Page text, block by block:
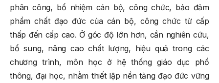
phân công, bổ nhiệm cán bộ, công chức, bảo đảm
phẩm chất đạo đức của cán bộ, công chức từ cấp
thấp đến cấp cao. Ở góc độ lớn hơn, cần nghiên cứu,
bổ sung, nâng cao chất lượng, hiệu quả trong các
chương trình, môn học ở hệ thống giáo dục phổ
thông, đại học, nhằm thiết lập nền tảng đạo đức vững